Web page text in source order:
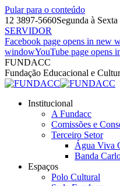
Pular para o conteúdo
12 3897-5660Segunda à
SERVIDOR
Facebook page opens in new
windowYouTube page opens
FUNDACC
Fundação Educacional e
Institucional
A Fundacc
Comissões e
Terceiro Setor
Água Viva
Banda
Espaços
Polo Cultural